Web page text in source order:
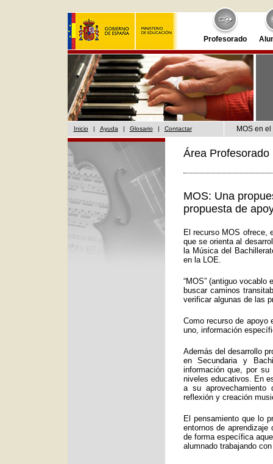
Profesorado
Inicio | Ayuda | Glosario | Contactar MOS en
Área
MOS: Una
propuesta de
El recurso MOS ofrece,
que se orienta al
la Música del
en la LOE.
“MOS” (antiguo
buscar caminos
verificar algunas de las
Como recurso de
uno, información
Además del desarrollo
en Secundaria y
información que, por
niveles educativos. En
a su aprovechamiento
reflexión y creación
El pensamiento que lo
entornos de aprendizaje
de forma específica
alumnado trabajando